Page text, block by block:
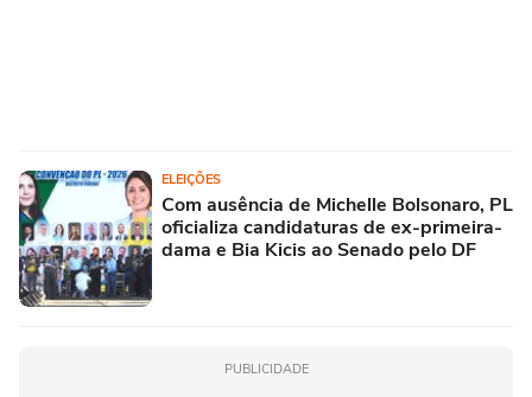
ELEIÇÕES
Com ausência de Michelle Bolsonaro, PL
oficializa candidaturas de ex-primeira-
dama e Bia Kicis ao Senado pelo DF
PUBLICIDADE